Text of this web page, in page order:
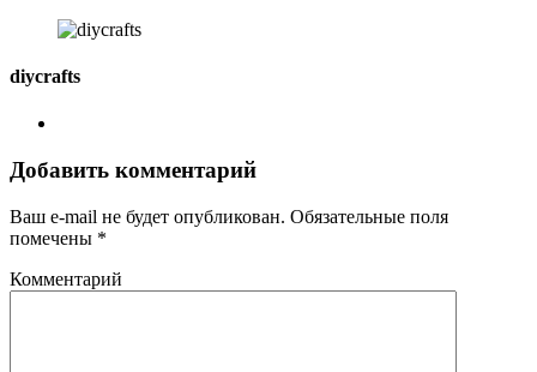
diycrafts
Добавить комментарий
Ваш e-mail не будет опубликован. Обязательные поля
помечены *
Комментарий